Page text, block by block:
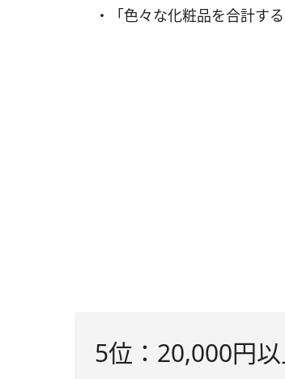
・「色々な化粧品を合計す
5位：20,000円